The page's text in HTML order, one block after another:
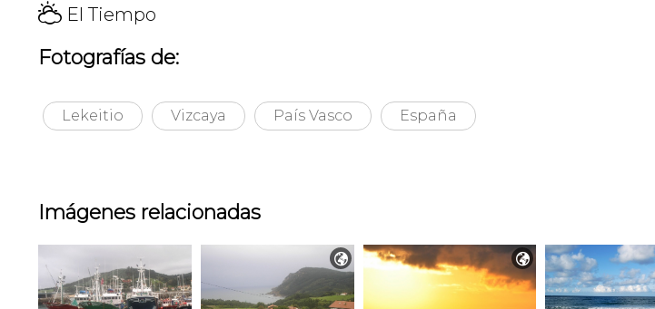
H El Tiempo
Fotografías de:
Lekeitio Vizcaya País Vasco España
Imágenes relacionadas
 